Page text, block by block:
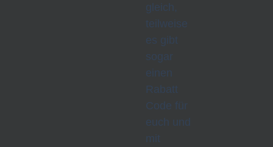
gleich,
teilweise
es gibt
sogar
einen
Rabatt
Code für
euch und
mit